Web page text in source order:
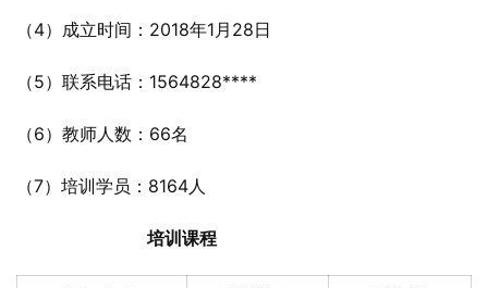
（4）成立时间：2018年1月28日
（5）联系电话：1564828****
（6）教师人数：66名
（7）培训学员：8164人
培训课程